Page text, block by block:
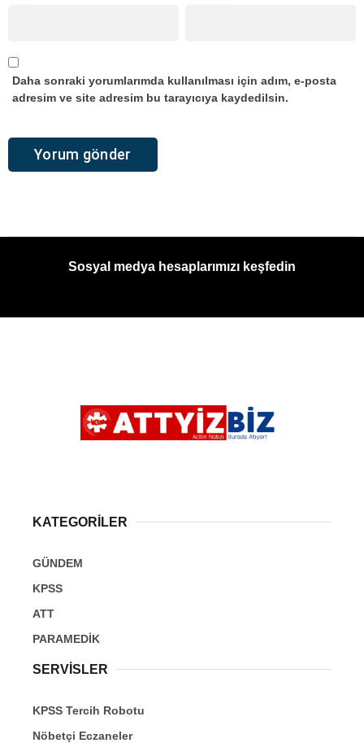
Daha sonraki yorumlarımda kullanılması için adım, e-posta
adresim ve site adresim bu tarayıcıya kaydedilsin.
Sosyal medya hesaplarımızı keşfedin
KATEGORİLER
GÜNDEM
KPSS
ATT
PARAMEDİK
SERVİSLER
KPSS Tercih Robotu
Nöbetçi Eczaneler